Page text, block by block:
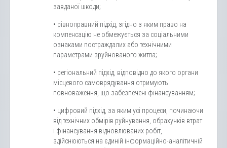
завданої шкоди;
• рівноправний підхід, згідно з яким право на
компенсацію не обмежується за соціальними
ознаками постраждалих або технічними
параметрами зруйнованого житла;
• регіональний підхід, відповідно до якого органи
місцевого самоврядування отримують
повноваження, що забезпечені фінансуванням;
• цифровий підхід, за яким усі процеси, починаючи
від технічних обмірів руйнування, обрахунків втрат
і фінансування відновлюваних робіт,
здійснюються на єдиній інформаційно-аналітичній